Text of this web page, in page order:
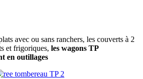
avec ou sans ranchers, les couverts à 2
et frigoriques, les wagons TP
en outillages